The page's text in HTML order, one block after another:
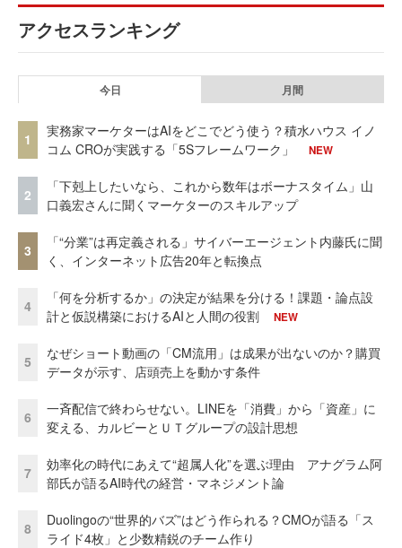
アクセスランキング
今日 月間
1
実務家マーケターはAIをどこでどう使う？積水ハウス イノ
コム CROが実践する「5Sフレームワーク」
NEW
2
「下剋上したいなら、これから数年はボーナスタイム」山
口義宏さんに聞くマーケターのスキルアップ
3
「“分業”は再定義される」サイバーエージェント内藤氏に聞
く、インターネット広告20年と転換点
4
「何を分析するか」の決定が結果を分ける！課題・論点設
計と仮説構築におけるAIと人間の役割
NEW
5
なぜショート動画の「CM流用」は成果が出ないのか？購買
データが示す、店頭売上を動かす条件
6
一斉配信で終わらせない。LINEを「消費」から「資産」に
変える、カルビーとＵＴグループの設計思想
7
効率化の時代にあえて“超属人化”を選ぶ理由 アナグラム阿
部氏が語るAI時代の経営・マネジメント論
8
Duolingoの“世界的バズ”はどう作られる？CMOが語る「ス
ライド4枚」と少数精鋭のチーム作り